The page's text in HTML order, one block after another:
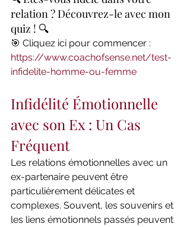
relation ? Découvrez-le avec mon
quiz ! 🔍
🎯 Cliquez ici pour commencer :
https://www.coachofsense.net/test-
infidelite-homme-ou-femme
Infidélité Émotionnelle
avec son Ex : Un Cas
Fréquent
Les relations émotionnelles avec un
ex-partenaire peuvent être
particulièrement délicates et
complexes. Souvent, les souvenirs et
les liens émotionnels passés peuvent